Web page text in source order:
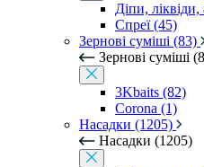
Діпи,
Спреї (45)
Зернові суміші (83)
Зернові суміші
3Kbaits (82)
Corona (1)
Насадки (1205)
Насадки (1205)